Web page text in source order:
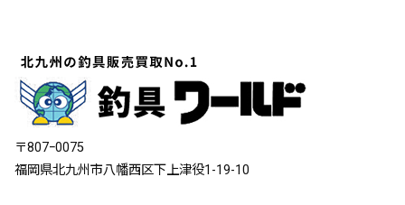
〒807ｰ0075
福岡県北九州市八幡西区下上津役1-19-10